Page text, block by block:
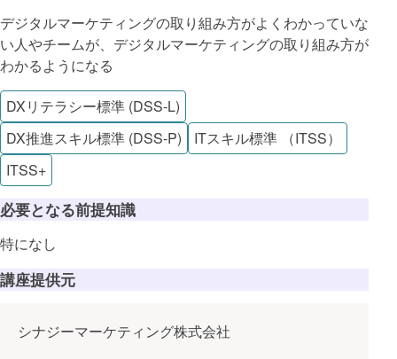
デジタルマーケティングの取り組み方がよくわかっていな
い人やチームが、デジタルマーケティングの取り組み方が
わかるようになる
DXリテラシー標準 (DSS-L)
DX推進スキル標準 (DSS-P)
ITスキル標準 （ITSS）
ITSS+
必要となる前提知識
特になし
講座提供元
シナジーマーケティング株式会社